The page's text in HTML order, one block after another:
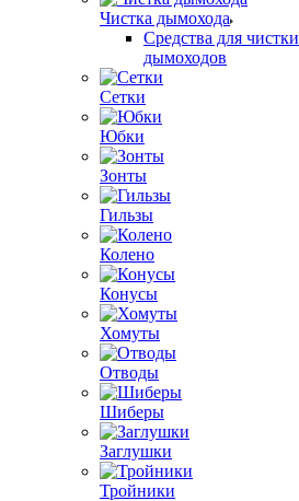
Чистка дымохода
Средства для чистки
дымоходов
Сетки
Юбки
Зонты
Гильзы
Колено
Конусы
Хомуты
Отводы
Шиберы
Заглушки
Тройники